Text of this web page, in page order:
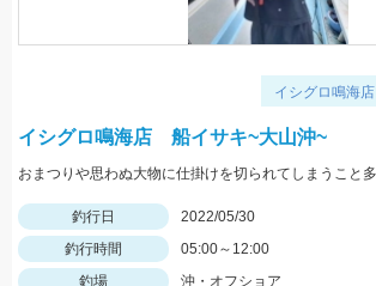
イシグロ鳴海店
イシグロ鳴海店 船イサキ~大山沖~
釣行日
2022/05/30
釣行時間
05:00～12:00
釣場
沖・オフショア